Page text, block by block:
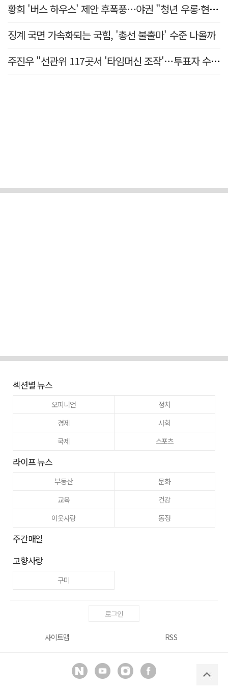
황희 '버스 하우스' 제안 후폭풍…야권 "청년 우롱·현실 괴리" 총공세
징계 국면 가속화되는 국힘, '총선 불출마' 수준 나올까
주진우 "선관위 117곳서 '타임머신 조작'…투표자 수 미리 입력"
섹션별 뉴스
오피니언
정치
경제
사회
국제
스포츠
라이프 뉴스
부동산
문화
교육
건강
이웃사랑
동정
주간매일
고향사랑
구미
로그인
사이트맵 RSS